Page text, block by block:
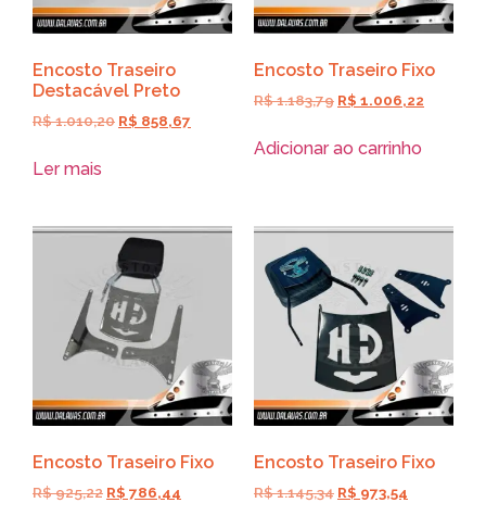
Encosto Traseiro
Destacável Preto
R$1.010,20 R$ 858,67
Ler mais
Encosto Traseiro Fixo
R$1.183,79 R$ 1.006,22
Adicionar ao carrinho
Encosto Traseiro Fixo
R$925,22 R$ 786,44
Encosto Traseiro Fixo
R$1.145,34 R$ 973,54